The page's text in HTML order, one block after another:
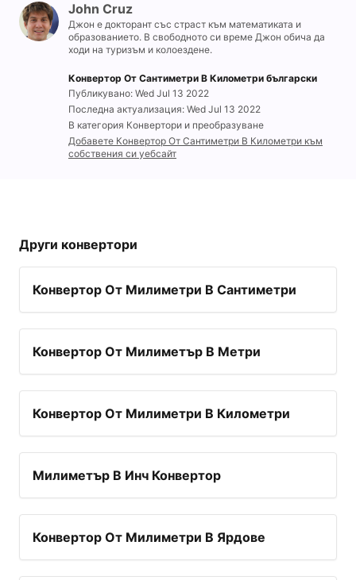
John Cruz
Джон е докторант със страст към математиката и
образованието. В свободното си време Джон обича да
ходи на туризъм и колоездене.
Конвертор От Сантиметри В Километри български
Публикувано: Wed Jul 13 2022
Последна актуализация: Wed Jul 13 2022
В категория Конвертори и преобразуване
Добавете Конвертор От Сантиметри В Километри към
собствения си уебсайт
Други конвертори
Конвертор От Милиметри В Сантиметри
Конвертор От Милиметър В Метри
Конвертор От Милиметри В Километри
Милиметър В Инч Конвертор
Конвертор От Милиметри В Ярдове